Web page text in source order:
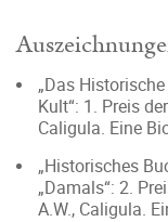
„Das
Kult“: 1. Preis
Caligula. Eine
„Historisches
„Damals“: 2.
A.W., Caligula.